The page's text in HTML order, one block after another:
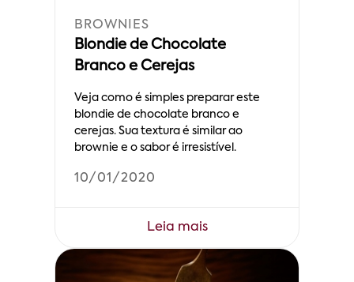
BROWNIES
Blondie de Chocolate
Branco e Cerejas
Veja como é simples preparar este
blondie de chocolate branco e
cerejas. Sua textura é similar ao
brownie e o sabor é irresistível.
10/01/2020
Leia mais